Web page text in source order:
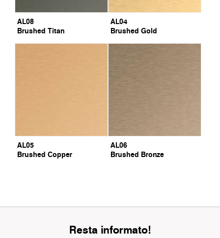
AL08
Brushed Titan
AL04
Brushed Gold
AL05
Brushed Copper
AL06
Brushed Bronze
Resta informato!